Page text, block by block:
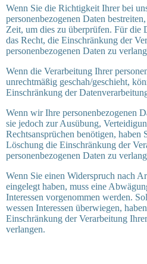
Wenn Sie die Richtigkeit Ihrer bei
personenbezogenen Daten
Zeit, um dies zu überprüfen. Für die
das Recht, die Einschränkung der
personenbezogenen Daten zu
Wenn die Verarbeitung Ihrer
unrechtmäßig geschah/geschieht,
Einschränkung der
Wenn wir Ihre personenbezogenen
sie jedoch zur Ausübung,
Rechtsansprüchen benötigen, haben
Löschung die Einschränkung der
personenbezogenen Daten zu
Wenn Sie einen Widerspruch nach
eingelegt haben, muss eine
Interessen vorgenommen werden.
wessen Interessen überwiegen,
Einschränkung der Verarbeitung
verlangen.